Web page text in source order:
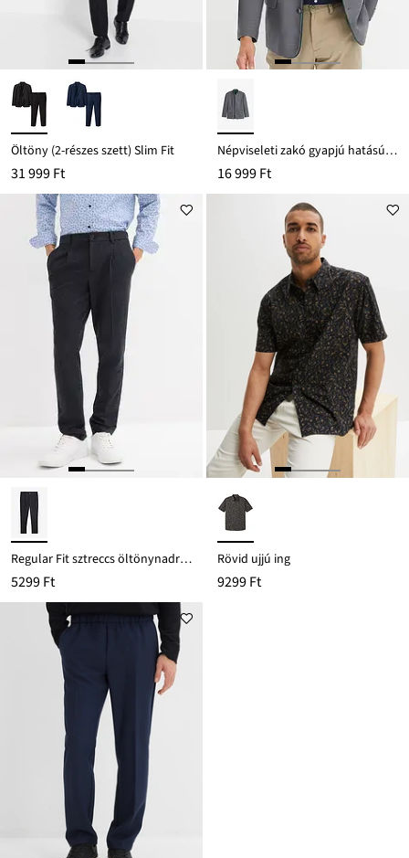
Öltöny (2-részes szett) Slim Fit
31 999 Ft
Népviseleti zakó gyapjú hatású anyagból
16 999 Ft
Regular Fit sztreccs öltönynadrág komfort derékpánttal, Tapered
5299 Ft
Rövid ujjú ing
9299 Ft